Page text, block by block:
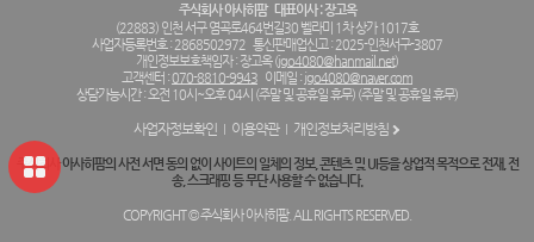
주식회사 아사히팜 대표이사 : 장고옥
(22883) 인천 서구 염곡로464번길30 벨라미 1차 상가 1017호
사업자등록번호 : 2868502972 통신판매업신고 : 2025-인천서구-3807
개인정보보호책임자 : 장고옥 (jgo4080@hanmail.net)
고객센터 :070-8810-9943 이메일 : jgo4080@naver.com
상담가능시간 : 오전 10시~오후 04시 (주말 및 공휴일 휴무) (주말 및 공휴일 휴무)
사업자정보확인 이용약관 개인정보처리방침
주식회사 아사히팜의 사전 서면 동의 없이 사이트의 일체의 정보, 콘텐츠 및 UI등을 상업적 목적으로 전재, 전
송, 스크래핑 등 무단 사용할 수 없습니다.
COPYRIGHT © 주식회사 아사히팜. ALL RIGHTS RESERVED.